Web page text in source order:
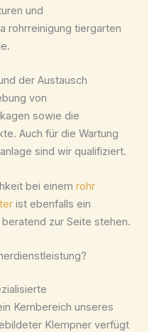
und
rohrreinigung tiergarten
der Austausch
von
sowie die
Auch für die Wartung
sind wir qualifiziert.
bei einem rohr
ist ebenfalls ein
zur Seite stehen.
Kernbereich unseres
Klempner verfügt